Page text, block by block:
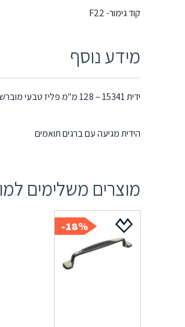
קוד גימור- F22
מידע נוסף
ידית 15341 – 128 מ"מ פליז טבעי מוברש M12
הידית מגיעה עם ברגים תואמים
מוצרים משלימים
18%-